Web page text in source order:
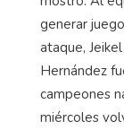
generar
ataque,
Hernández
campeones
miércoles